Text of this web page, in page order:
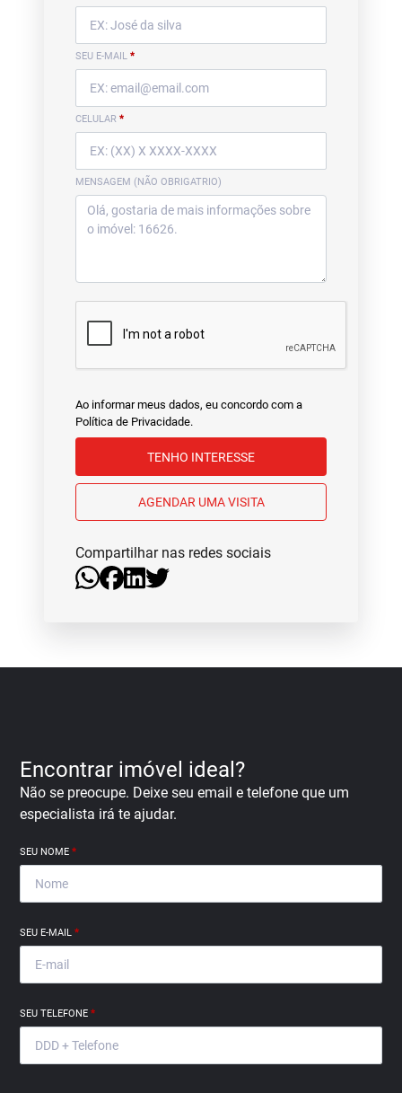
SEU E-MAIL *
CELULAR *
MENSAGEM (NÃO OBRIGATRIO)
Ao informar meus dados, eu concordo com a
Política de Privacidade.
TENHO INTERESSE
AGENDAR UMA VISITA
Compartilhar nas redes sociais
Encontrar imóvel ideal?
Não se preocupe. Deixe seu email e telefone que um
especialista irá te ajudar.
SEU NOME*
SEU E-MAIL*
SEU TELEFONE*